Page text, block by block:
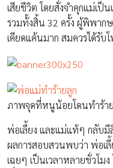
เสียชีวิต โดยสั่งจำคุกแม่เป็
รวมทั้งสิ้น 32 ครั้ง ผู้พิพาก
เคียดแค้นมาก สมควรได้รับ
ภาพจุดที่หนูน้อยโดนทำร้าย
พ่อเลี้ยง และแม่แท้ๆ กลับมี
ผลการสอบสวนพบว่า พ่อเ
เฉยๆ เป็นเวลาหลายชั่วโม